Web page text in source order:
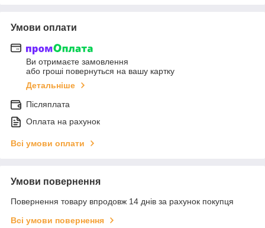
Умови оплати
Ви отримаєте замовлення
або гроші повернуться на вашу картку
Детальніше
Післяплата
Оплата на рахунок
Всі умови оплати
Умови повернення
Повернення товару впродовж 14 днів за рахунок покупця
Всі умови повернення